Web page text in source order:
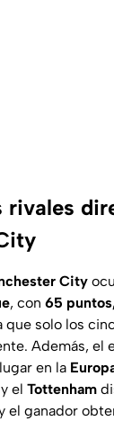
rivales
City
, con 65
que solo los
Además, el
en la
y el Tottenham
el ganador